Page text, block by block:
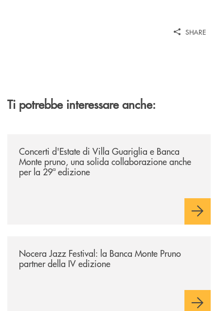
SHARE
Ti potrebbe interessare anche:
Concerti d'Estate di Villa Guariglia e Banca
Monte pruno, una solida collaborazione anche
per la 29ª edizione
Nocera Jazz Festival: la Banca Monte Pruno
partner della IV edizione